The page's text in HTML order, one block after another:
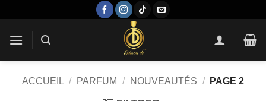
contenu
ACCUEIL / PARFUM / NOUVEAUTÉS / PAGE 2